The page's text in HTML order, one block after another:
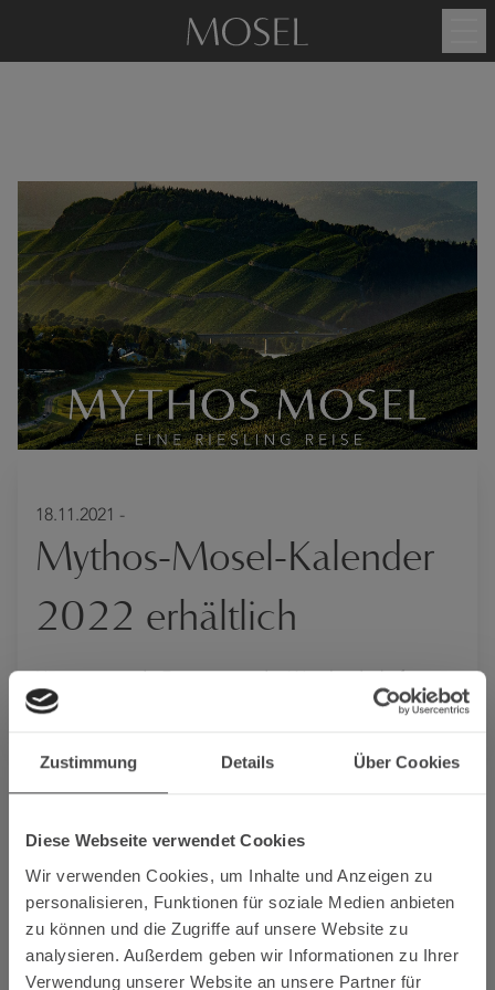
Zustimmung Details Über Cookies
Diese Webseite verwendet Cookies
Wir verwenden Cookies, um Inhalte und Anzeigen zu
personalisieren, Funktionen für soziale Medien anbieten
zu können und die Zugriffe auf unsere Website zu
analysieren. Außerdem geben wir Informationen zu Ihrer
Verwendung unserer Website an unsere Partner für
18.11.2021 -
Mythos-Mosel-Kalender
2022 erhältlich
Saar bis Terrassenmosel
Herausragende Fotomotive der Weinlandschaft von Saar
Kalenders „Mythos Mosel 2022“. Der Moselwein e.V. gibt
den neuen Kalender in Abstimmung mit den
MoselJüngern heraus, die diesen beliebten Kalender in
den vergangenen Jahren eingeführt hatten. Bilder